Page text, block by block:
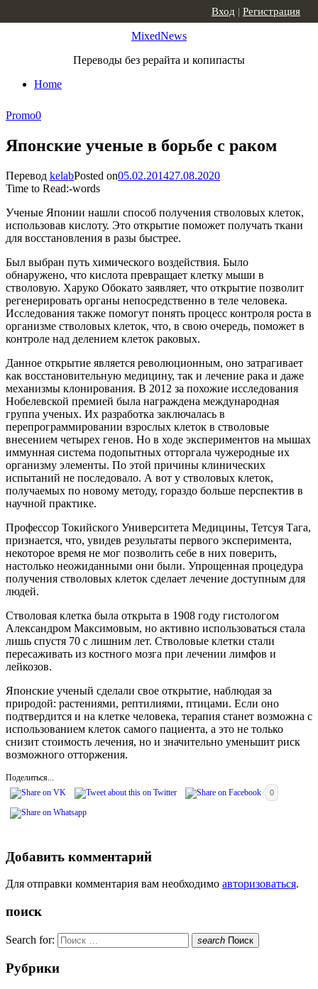
MixedNews
Переводы без рерайта и копипасты
Home
Вход | Регистрация
Promo0
Японские ученые в борьбе с раком
Перевод kelabPosted on05.02.201427.08.2020
Time to Read:-words
Ученые Японии нашли способ получения стволовых клеток,
использовав кислоту. Это открытие поможет получать ткани
для восстановления в разы быстрее.
Был выбран путь химического воздействия. Было
обнаружено, что кислота превращает клетку мыши в
стволовую. Харуко Обокато заявляет, что открытие позволит
регенерировать органы непосредственно в теле человека.
Исследования также помогут понять процесс контроля роста в
организме стволовых клеток, что, в свою очередь, поможет в
контроле над делением клеток раковых.
Данное открытие является революционным, оно затрагивает
как восстановительную медицину, так и лечение рака и даже
механизмы клонирования. В 2012 за похожие исследования
Нобелевской премией была награждена международная
группа ученых. Их разработка заключалась в
перепрограммировании взрослых клеток в стволовые
внесением четырех генов. Но в ходе экспериментов на мышах
иммунная система подопытных отторгала чужеродные их
организму элементы. По этой причины клинических
испытаний не последовало. А вот у стволовых клеток,
получаемых по новому методу, гораздо больше перспектив в
научной практике.
Профессор Токийского Университета Медицины, Тетсуя Тага,
признается, что, увидев результаты первого эксперимента,
некоторое время не мог позволить себе в них поверить,
настолько неожиданными они были. Упрощенная процедура
получения стволовых клеток сделает лечение доступным для
людей.
Стволовая клетка была открыта в 1908 году гистологом
Александром Максимовым, но активно использоваться стала
лишь спустя 70 с лишним лет. Стволовые клетки стали
пересаживать из костного мозга при лечении лимфов и
лейкозов.
Японские ученый сделали свое открытие, наблюдая за
природой: растениями, рептилиями, птицами. Если оно
подтвердится и на клетке человека, терапия станет возможна с
использованием клеток самого пациента, а это не только
снизит стоимость лечения, но и значительно уменьшит риск
возможного отторжения.
Поделиться...
0
Добавить комментарий
Для отправки комментария вам необходимо авторизоваться.
поиск
Search for: search Поиск
Рубрики